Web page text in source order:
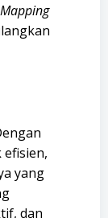
yang
dan